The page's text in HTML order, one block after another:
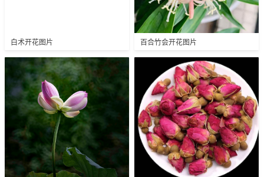
白术开花图片 百合竹会开花图片